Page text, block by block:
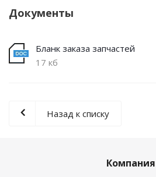
Документы
Бланк заказа запчастей
17 кб
Назад к списку
Компания